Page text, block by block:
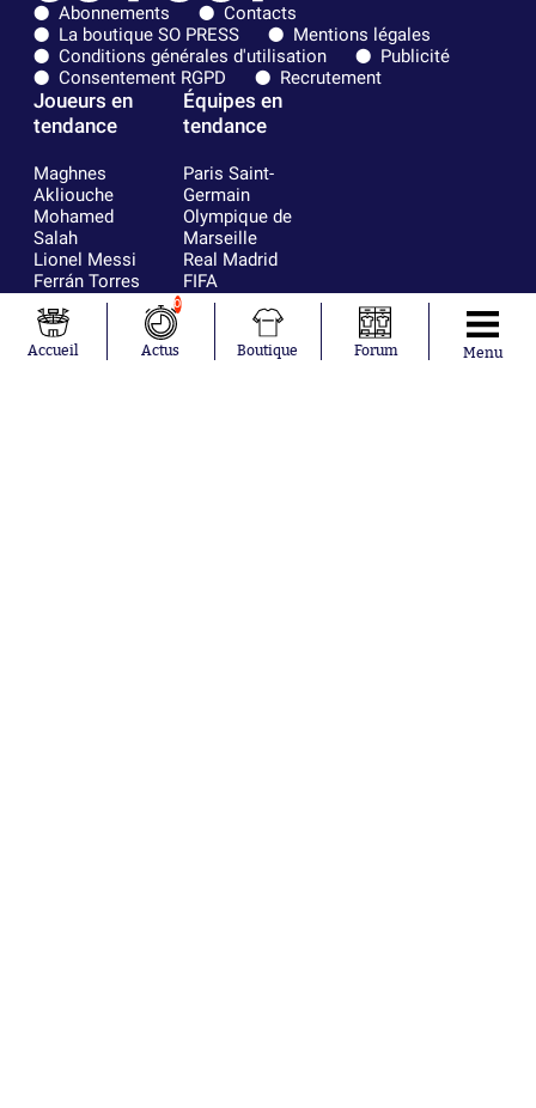
Abonnements
Contacts
La boutique SO PRESS
Mentions légales
Conditions générales d'utilisation
Publicité
Consentement RGPD
Recrutement
Joueurs en
tendance
Maghnes
Akliouche
Mohamed
Salah
Lionel Messi
Ferrán Torres
Kilian Corredor
Franco
Mastantuono
Orel Mangala
Équipes en
tendance
Paris Saint-
Germain
Olympique de
Marseille
Real Madrid
FIFA
Olympique
AS Monaco
FC Barcelone
Accueil
0
Actus Boutique Forum Menu